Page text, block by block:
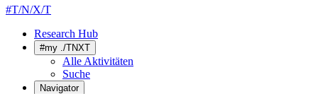
#T/N/X/T
Research Hub
#my ./TNXT
Alle Aktivitäten
Suche
Navigator